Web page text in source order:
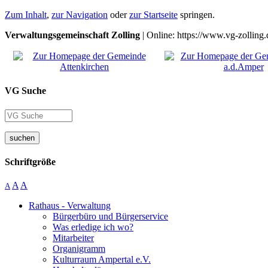
Zum Inhalt, zur Navigation oderzur Startseite springen.
Verwaltungsgemeinschaft Zolling | Online: https://www.vg-
VG Suche
suchen
Schriftgröße
A A A
Rathaus - Verwaltung
Bürgerbüro und Bürgerservice
Was erledige ich wo?
Mitarbeiter
Organigramm
Kulturraum Ampertal e.V.